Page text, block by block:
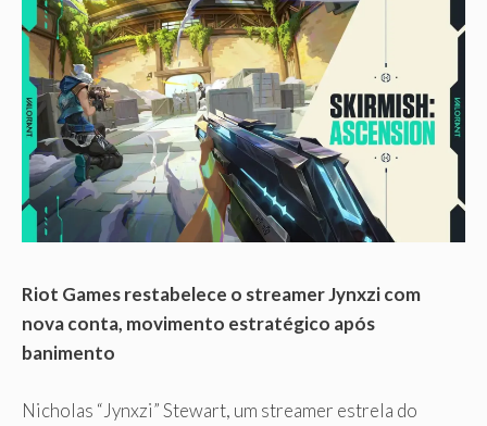
Riot Games restabelece o streamer Jynxzi com
nova conta, movimento estratégico após
banimento
Nicholas “Jynxzi” Stewart, um streamer estrela do